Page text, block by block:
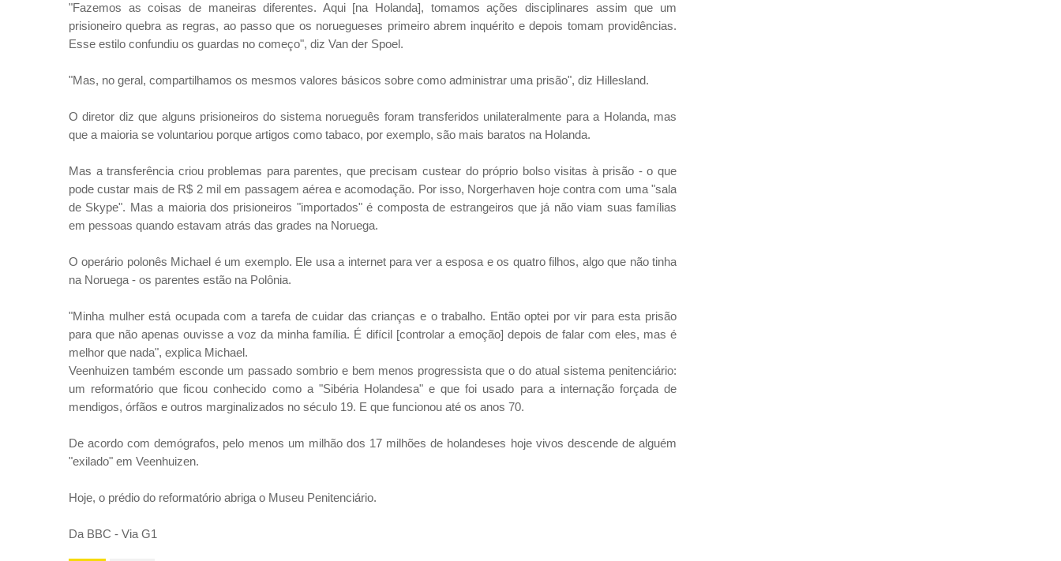
"Fazemos as coisas de maneiras diferentes. Aqui [na Holanda], tomamos ações disciplinares assim que um
prisioneiro quebra as regras, ao passo que os noruegueses primeiro abrem inquérito e depois tomam providências.
Esse estilo confundiu os guardas no começo", diz Van der Spoel.
"Mas, no geral, compartilhamos os mesmos valores básicos sobre como administrar uma prisão", diz Hillesland.
O diretor diz que alguns prisioneiros do sistema norueguês foram transferidos unilateralmente para a Holanda, mas
que a maioria se voluntariou porque artigos como tabaco, por exemplo, são mais baratos na Holanda.
Mas a transferência criou problemas para parentes, que precisam custear do próprio bolso visitas à prisão - o que
pode custar mais de R$ 2 mil em passagem aérea e acomodação. Por isso, Norgerhaven hoje contra com uma "sala
de Skype". Mas a maioria dos prisioneiros "importados" é composta de estrangeiros que já não viam suas famílias
em pessoas quando estavam atrás das grades na Noruega.
O operário polonês Michael é um exemplo. Ele usa a internet para ver a esposa e os quatro filhos, algo que não tinha
na Noruega - os parentes estão na Polônia.
"Minha mulher está ocupada com a tarefa de cuidar das crianças e o trabalho. Então optei por vir para esta prisão
para que não apenas ouvisse a voz da minha família. É difícil [controlar a emoção] depois de falar com eles, mas é
melhor que nada", explica Michael.
Veenhuizen também esconde um passado sombrio e bem menos progressista que o do atual sistema penitenciário:
um reformatório que ficou conhecido como a "Sibéria Holandesa" e que foi usado para a internação forçada de
mendigos, órfãos e outros marginalizados no século 19. E que funcionou até os anos 70.
De acordo com demógrafos, pelo menos um milhão dos 17 milhões de holandeses hoje vivos descende de alguém
"exilado" em Veenhuizen.
Hoje, o prédio do reformatório abriga o Museu Penitenciário.
Da BBC - Via G1